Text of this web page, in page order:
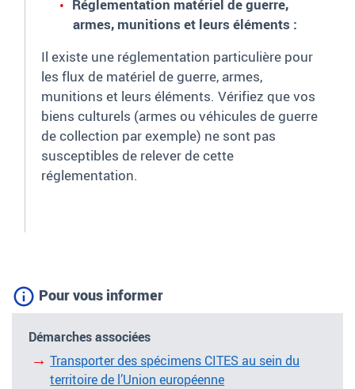
Réglementation matériel de guerre,
armes, munitions et leurs éléments :
Il existe une réglementation particulière pour
les flux de matériel de guerre, armes,
munitions et leurs éléments. Vérifiez que vos
biens culturels (armes ou véhicules de guerre
de collection par exemple) ne sont pas
susceptibles de relever de cette
réglementation.
Pour vous informer
Démarches associées
Transporter des spécimens CITES au sein du
territoire de l’Union européenne